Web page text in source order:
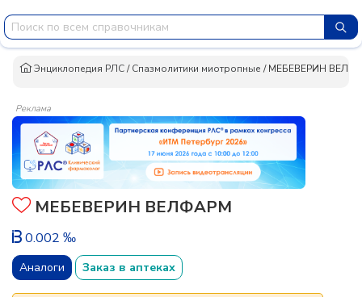
Энциклопедия РЛС/Спазмолитики миотропные /МЕБЕВЕРИН
Реклама
МЕБЕВЕРИН ВЕЛФАРМ
0.002 ‰
Аналоги Заказ в аптеках